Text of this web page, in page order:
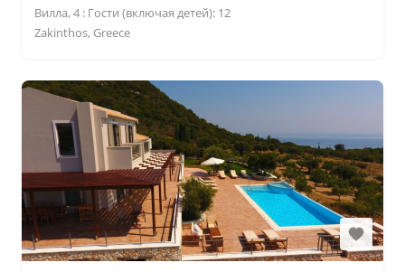
Вилла, 4 : Гости (включая детей): 12
Zakinthos, Greece